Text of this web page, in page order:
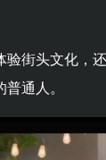
验街头文化，
通人。